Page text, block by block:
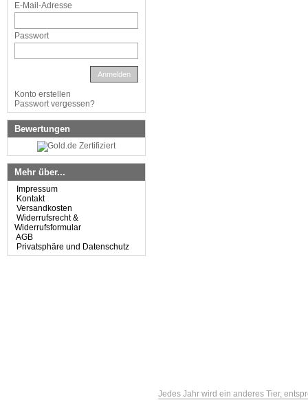
Jedes Jahr wird ein anderes Tier,
E-Mail-Adresse
Passwort
Anmelden
Konto erstellen
Passwort vergessen?
Bewertungen
Mehr über...
Impressum
Kontakt
Versandkosten
Widerrufsrecht &
Widerrufsformular
AGB
Privatsphäre und Datenschutz